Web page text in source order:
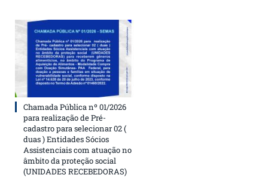
Chamada Pública nº 01/2026
para realização de Pré-
cadastro para selecionar 02 (
duas ) Entidades Sócios
Assistenciais com atuação no
âmbito da proteção social
(UNIDADES RECEBEDORAS)